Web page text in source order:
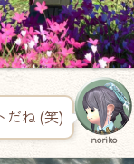
だね (笑)
noriko